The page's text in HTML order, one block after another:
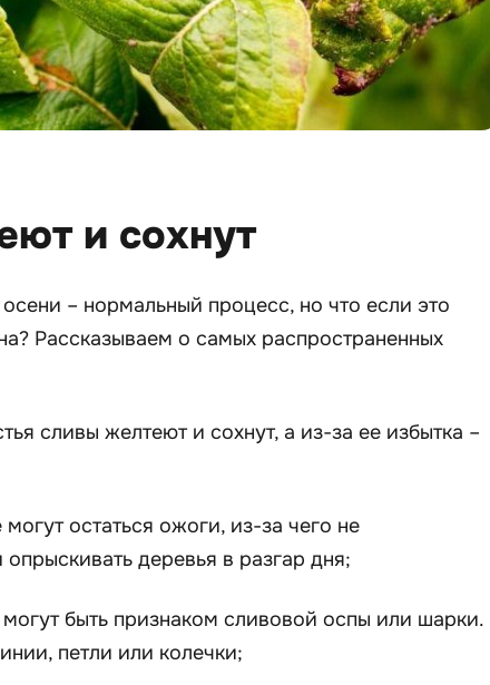
и сохнут
– нормальный процесс, но что если это
Рассказываем о самых распространенных
сливы желтеют и сохнут, а из-за ее избытка –
остаться ожоги, из-за чего не
деревья в разгар дня;
быть признаком сливовой оспы или шарки.
петли или колечки;